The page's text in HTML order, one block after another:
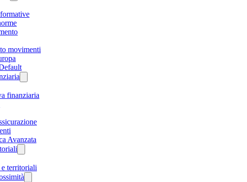
movimenti
finanziaria
Avanzata
territoriali